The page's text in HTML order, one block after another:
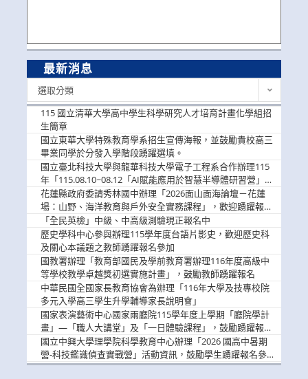
最新消息
選取分類
115 國立清華大學高中學生科學研究人才培育計畫化學組招
生簡章
國立東華大學特殊教育學系招生宣傳海報，並鼓勵貴校高三
畢業同學於分發入學階段踴躍選填。
國立臺北科技大學與龍華科技大學電子工程系合作辦理115
年「115.08.10~08.12「AI賦能應用於智慧半導體研習營」，
歡迎學生踴躍報名參加
花蓮縣政府委請秀林國中辦理「2026面山面海論壇－花蓮
場：山野、海洋教育與戶外安全實務課程」，歡迎踴躍報名
參加
「全民英檢」中級、中高級測驗現正報名中
歷史學科中心參與辦理115學年度台語片影史，歡迎歷史科
及關心本議題之教師踴躍報名參加
國教署辦理「教育部國民及學前教育署辦理116年度高級中
等學校教學卓越獎初選實施計畫」，鼓勵教師踴躍報名
中華民國全國家長教育協會為辦理「116年大學及技專校院
多元入學高三學生升學輔導家長說明會」
國家表演藝術中心國家兩廳院115學年度上學期「廳院學計
畫」—「職人大講堂」及「一日體驗課程」，鼓勵踴躍報名
參與。
國立中興大學理學院科學教育中心辦理「2026 國高中暑期
營-科技鑑識偵查實戰營」活動資訊，鼓勵學生踴躍報名參
加。